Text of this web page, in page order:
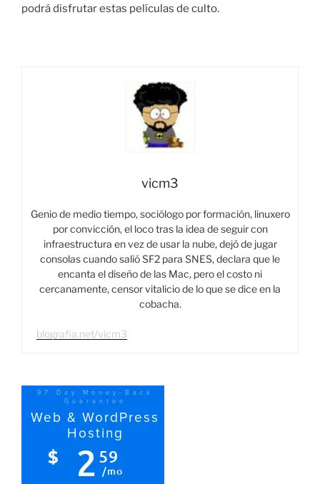
podrá disfrutar estas películas de culto.
vicm3
Genio de medio tiempo, sociólogo por formación, linuxero
por convicción, el loco tras la idea de seguir con
infraestructura en vez de usar la nube, dejó de jugar
consolas cuando salió SF2 para SNES, declara que le
encanta el diseño de las Mac, pero el costo ni
cercanamente, censor vitalicio de lo que se dice en la
cobacha.
blografia.net/vicm3